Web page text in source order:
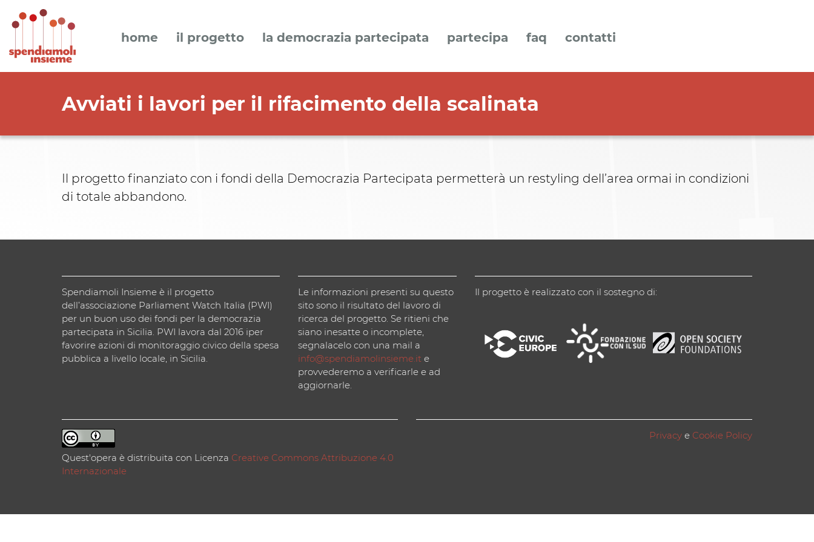
home il progetto la democrazia partecipata partecipa faq contatti
Avviati i lavori per il rifacimento della scalinata
Il progetto finanziato con i fondi della Democrazia Partecipata permetterà un restyling dell’area ormai in condizioni
di totale abbandono.
Spendiamoli Insieme è il progetto
dell’associazione Parliament Watch Italia (PWI)
per un buon uso dei fondi per la democrazia
partecipata in Sicilia. PWI lavora dal 2016 iper
favorire azioni di monitoraggio civico della spesa
pubblica a livello locale, in Sicilia.
Le informazioni presenti su questo
sito sono il risultato del lavoro di
ricerca del progetto. Se ritieni che
siano inesatte o incomplete,
segnalacelo con una mail a
info@spendiamolinsieme.ite
provvederemo a verificarle e ad
aggiornarle.
Il progetto è realizzato con il sostegno di:
Quest'opera è distribuita con Licenza Creative Commons Attribuzione 4.0
Internazionale
Privacy e Cookie Policy